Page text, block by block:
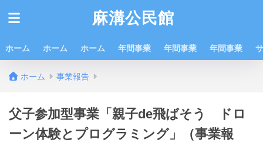
麻溝公民館
ホーム ホーム ホーム 年間事業 年間事業 年間事業
ホーム 事業報告
父子参加型事業「親子de飛ばそう ドロ
ーン体験とプログラミング」（事業報